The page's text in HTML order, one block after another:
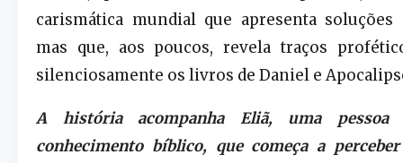
carismática mundial que apresenta
mas que, aos poucos, revela traços
silenciosamente os livros de Daniel e
A história acompanha Eliã, uma pessoa
conhecimento bíblico, que começa a